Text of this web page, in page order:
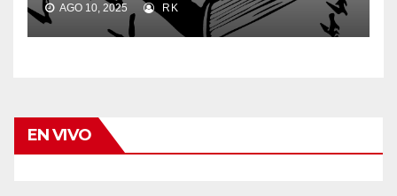
AGO 10, 2025 RK
EN VIVO